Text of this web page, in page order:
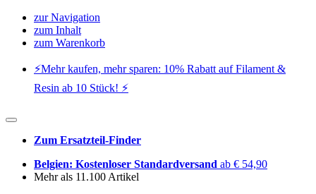
zur Navigation
zum Inhalt
zum Warenkorb
⚡️Mehr kaufen, mehr sparen: 10% Rabatt auf Filament &
Resin ab 10 Stück! ⚡️
Zum Ersatzteil-Finder
Belgien: Kostenloser Standardversand ab € 54,90
Mehr als 11.100 Artikel